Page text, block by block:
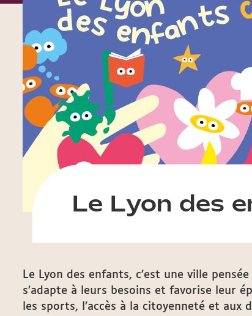
Le Lyon des
Le Lyon des enfants, c’est une ville
s’adapte à leurs besoins et favorise leur
les sports, l’accès à la citoyenneté et